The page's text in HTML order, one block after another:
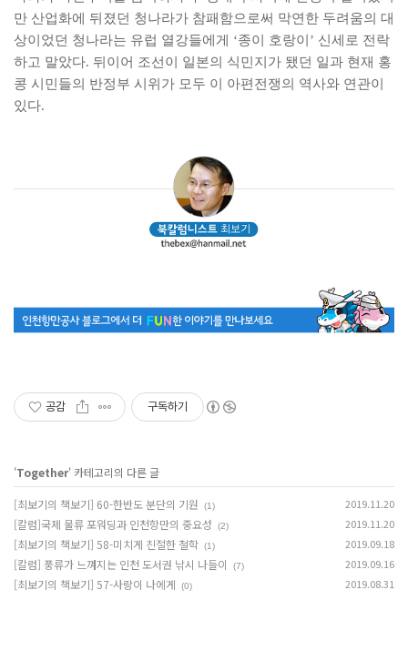
만 산업화에 뒤졌던 청나라가 참패함으로써 막연한 두려움의 대
상이었던 청나라는 유럽 열강들에게 ‘종이 호랑이’ 신세로 전락
하고 말았다. 뒤이어 조선이 일본의 식민지가 됐던 일과 현재 홍
콩 시민들의 반정부 시위가 모두 이 아편전쟁의 역사와 연관이
있다.
공감 구독하기
'Together' 카테고리의 다른 글
[최보기의 책보기] 60-한반도 분단의 기원 (1) 2019.11.20
[칼럼]국제 물류 포워딩과 인천항만의 중요성 (2) 2019.11.20
[최보기의 책보기] 58-미치게 친절한 철학 (1) 2019.09.18
[칼럼] 풍류가 느껴지는 인천 도서권 낚시 나들이 (7) 2019.09.16
[최보기의 책보기] 57-사랑이 나에게 (0) 2019.08.31